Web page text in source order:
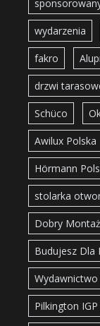
wydarzenia
fakro
drzwi
Schüco
Awilux Polska
Hörmann
stolarka
Dobry Montaż
Budujesz Dla
Pilkington IGP